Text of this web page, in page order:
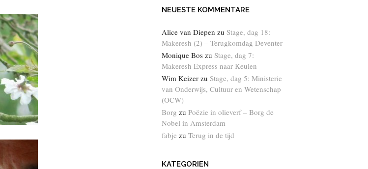
NEUESTE KOMMENTARE
Alice van Diepen zu Stage, dag 18:
Makeresh (2) – Terugkomdag Deventer
Monique Bos zu Stage, dag 7:
Makeresh Express naar Keulen
Wim Keizer zu Stage, dag 5: Ministerie
van Onderwijs, Cultuur en Wetenschap
(OCW)
Borg zu Poëzie in olieverf – Borg de
Nobel in Amsterdam
fabje zu Terug in de tijd
KATEGORIEN